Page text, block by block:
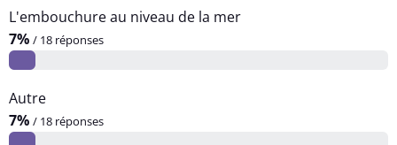
L'embouchure au niveau de la mer
7% / 18 réponses
Autre
7% / 18 réponses